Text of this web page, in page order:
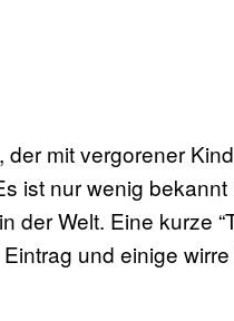
der mit vergorener
ist nur wenig
der Welt. Eine kurze
und einige